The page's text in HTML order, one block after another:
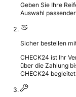
Geben Sie Ihre
Auswahl
Sicher bestellen
CHECK24 ist Ihr
über die Zahlung
CHECK24